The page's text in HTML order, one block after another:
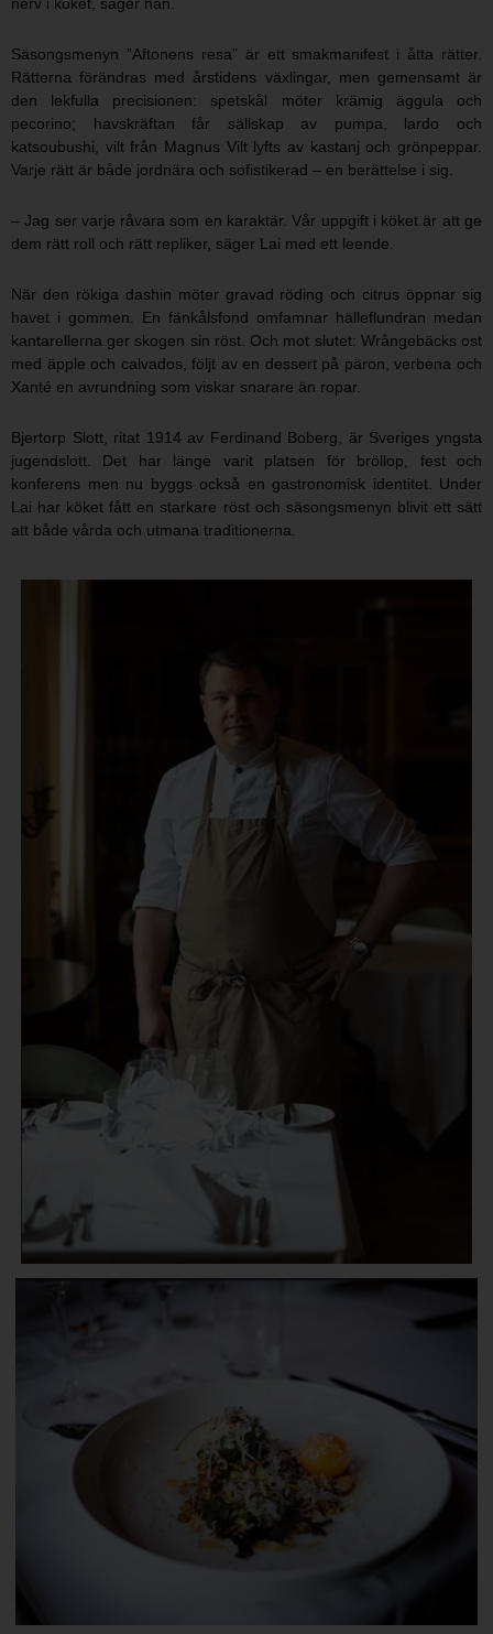
Säsongsmenyn ”Aftonens resa” är ett smakmanifest i åtta rätter.
Rätterna förändras med årstidens växlingar, men gemensamt är
den lekfulla precisionen: spetskål möter krämig äggula och
pecorino; havskräftan får sällskap av pumpa, lardo och
katsoubushi, vilt från Magnus Vilt lyfts av kastanj och grönpeppar.
Varje rätt är både jordnära och sofistikerad – en berättelse i sig.
– Jag ser varje råvara som en karaktär. Vår uppgift i köket är att ge
dem rätt roll och rätt repliker, säger Lai med ett leende.
När den rökiga dashin möter gravad röding och citrus öppnar sig
havet i gommen. En fänkålsfond omfamnar hälleflundran medan
kantarellerna ger skogen sin röst. Och mot slutet: Wrångebäcks ost
med äpple och calvados, följt av en dessert på päron, verbena och
Xanté en avrundning som viskar snarare än ropar.
Bjertorp Slott, ritat 1914 av Ferdinand Boberg, är Sveriges yngsta
jugendslott. Det har länge varit platsen för bröllop, fest och
konferens men nu byggs också en gastronomisk identitet. Under
Lai har köket fått en starkare röst och säsongsmenyn blivit ett sätt
att både vårda och utmana traditionerna.